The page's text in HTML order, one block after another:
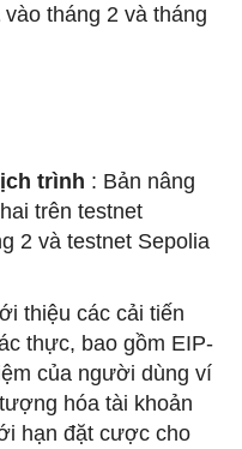
vào tháng 2 và tháng
trình : Bản nâng
trên testnet
2 và testnet Sepolia
thiệu các cải tiến
thực, bao gồm EIP-
của người dùng ví
hóa tài khoản
hạn đặt cược cho